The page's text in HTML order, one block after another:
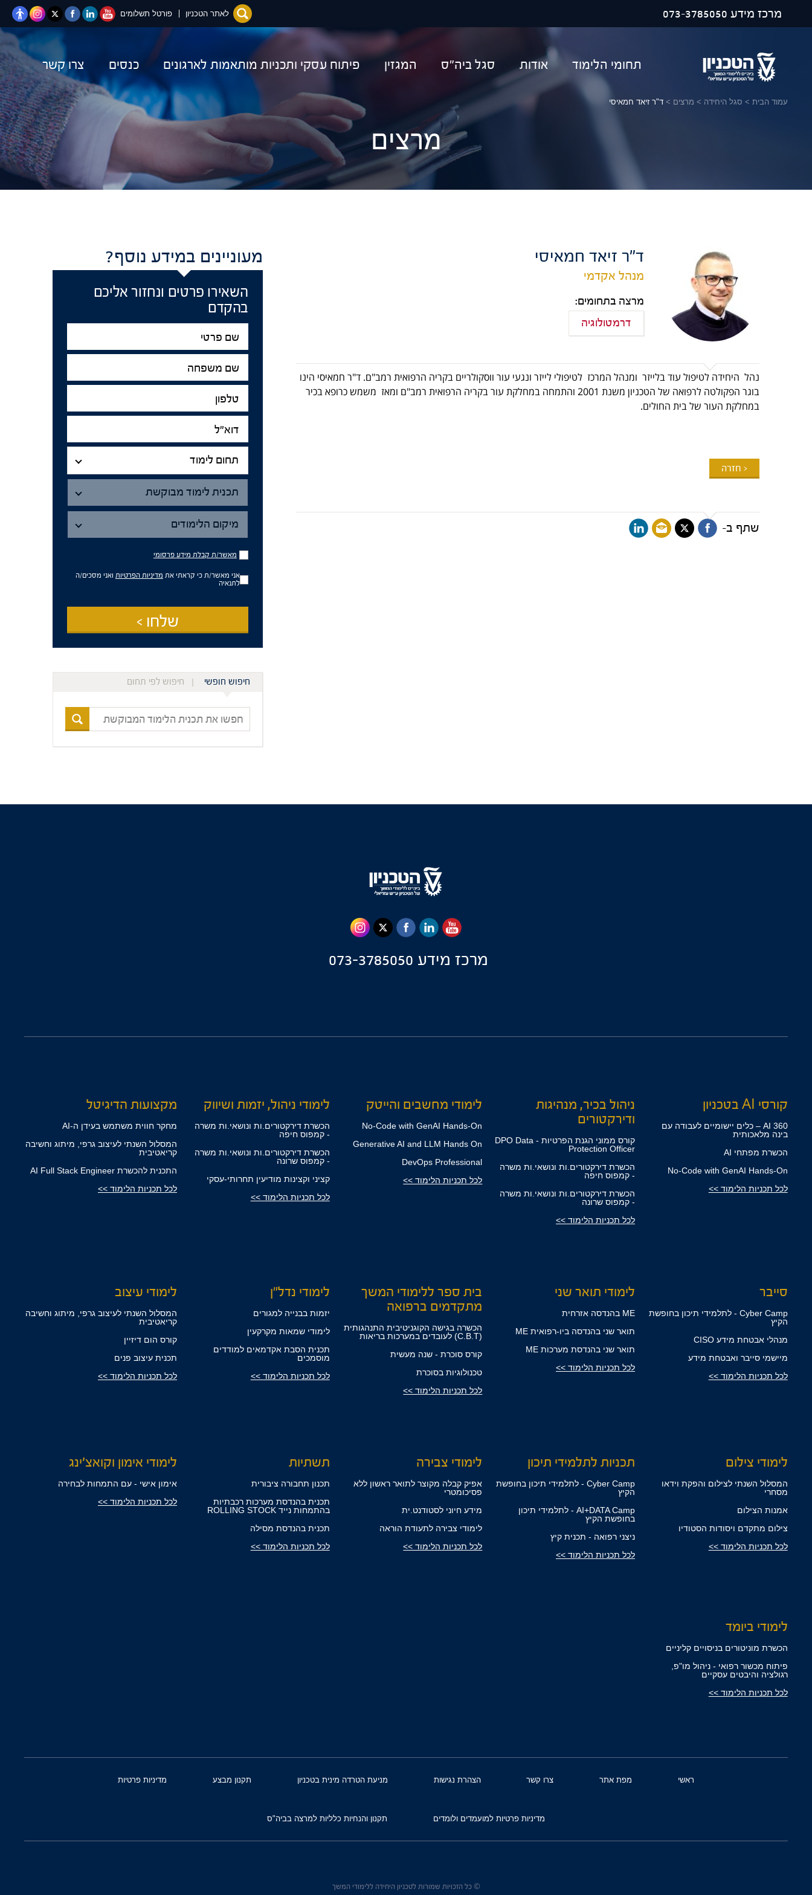
תחומי הלימוד אודות סגל ביה"ס המגזין פיתוח עסקי ותכניות מותאמות לארגונים כנסים צרו קשר
לאתר הטכניון פורטל תשלומים יוטיוב לינקדאיןפייסבוקטוויטרInstagram מרכז מידע
עמוד הבית > סגל היחידה > מרצים > ד"ר זיאד חמאיסי
מרצים
ד"ר זיאד חמאיסי
מנהל אקדמי
מרצה בתחומים:
דרמטולוגיה
נהל היחידה לטיפול עוד בלייזר ומנהל המרכז לטיפולי לייזר ונגעי עור ווסקולריים בקריה הרפואית רמב"ם. ד"ר חמאיסי הינו
בוגר הפקולטה לרפואה של הטכניון משנת 2001 והתמחה במחלקת עור בקריה הרפואית רמב"ם ומאז משמש כרופא בכיר
במחלקת העור של בית החולים.
< חזרה
שתף ב-
מעוניינים במידע נוסף?
השאירו פרטים ונחזור אליכם
בהקדם
שם
פרטי
שם
משפחה
טלפון
דוא"ל
תחום
לימוד
תחום לימוד
תכנית
תכנית לימוד מבוקשת
מיקום
הלימודים
מיקום הלימודים
מאשר/ת
קבלת
פרסומי
מאשר/ת קבלת מידע פרסומי
אני מאשר/ת כי קראתי את מדיניות הפרטיות ואני מסכים/ה
לתנאיה
שלחו >
חיפוש חופשי חיפוש לפי תחום
חפשו
את
תכנית
הלימוד
מרכז מידע
קורסי AI בטכניון
360 AI – כלים יישומיים לעבודה עם
בינה מלאכותית
הכשרת מפתחי AI
No-Code with GenAI Hands-On
לכל תכניות הלימוד >>
ניהול בכיר, מנהיגות
ודירקטורים
קורס ממוני הגנת הפרטיות - DPO Data
Protection Officer
הכשרת דירקטורים.ות ונושאי.ות משרה
- קמפוס חיפה
הכשרת דירקטורים.ות ונושאי.ות משרה
- קמפוס שרונה
לכל תכניות הלימוד >>
לימודי מחשבים והייטק
No-Code with GenAI Hands-On
Generative AI and LLM Hands On
DevOps Professional
לכל תכניות הלימוד >>
לימודי ניהול, יזמות ושיווק
הכשרת דירקטורים.ות ונושאי.ות משרה
- קמפוס חיפה
הכשרת דירקטורים.ות ונושאי.ות משרה
- קמפוס שרונה
קציני וקצינות מודיעין תחרותי-עסקי
לכל תכניות הלימוד >>
מקצועות הדיגיטל
מחקר חווית משתמש בעידן ה-AI
המסלול השנתי לעיצוב גרפי, מיתוג וחשיבה
קריאטיבית
התכנית להכשרת AI Full Stack Engineer
לכל תכניות הלימוד >>
סייבר
Cyber Camp - לתלמידי תיכון בחופשת
הקיץ
מנהלי אבטחת מידע CISO
מיישמי סייבר ואבטחת מידע
לכל תכניות הלימוד >>
לימודי תואר שני
ME בהנדסה אזרחית
תואר שני בהנדסה ביו-רפואית ME
תואר שני בהנדסת מערכות ME
לכל תכניות הלימוד >>
בית ספר ללימודי המשך
מתקדמים ברפואה
הכשרה בגישה הקוגניטיבית התנהגותית
(C.B.T) לעובדים במערכות בריאות
קורס סוכרת - שנה מעשית
טכנולוגיות בסוכרת
לכל תכניות הלימוד >>
לימודי נדל"ן
יזמות בבנייה למגורים
לימודי שמאות מקרקעין
תכנית הסבת אקדמאים למודדים
מוסמכים
לכל תכניות הלימוד >>
לימודי עיצוב
המסלול השנתי לעיצוב גרפי, מיתוג וחשיבה
קריאטיבית
קורס הום דיזיין
תכנית עיצוב פנים
לכל תכניות הלימוד >>
לימודי צילום
המסלול השנתי לצילום והפקת וידאו
מסחרי
אמנות הצילום
צילום מתקדם ויסודות הסטודיו
לכל תכניות הלימוד >>
תכניות לתלמידי תיכון
Cyber Camp - לתלמידי תיכון בחופשת
הקיץ
AI+DATA Camp - לתלמידי תיכון
בחופשת הקיץ
ניצני רפואה - תכנית קיץ
לכל תכניות הלימוד >>
לימודי צבירה
אפיק קבלה מקוצר לתואר ראשון ללא
פסיכומטרי
מידע חיוני לסטודנט.ית
לימודי צבירה לתעודת הוראה
לכל תכניות הלימוד >>
תשתיות
תכנון תחבורה ציבורית
תכנית בהנדסת מערכות רכבתיות
בהתמחות נייד ROLLING STOCK
תכנית בהנדסת מסילה
לכל תכניות הלימוד >>
לימודי אימון וקואצ'ינג
אימון אישי - עם התמחות לבחירה
לכל תכניות הלימוד >>
לימודי ביומד
הכשרת מוניטורים בניסויים קליניים
פיתוח מכשור רפואי - ניהול מו"פ,
רגולציה והיבטים עסקיים
לכל תכניות הלימוד >>
ראשי מפת אתר צרו קשר הצהרת נגישות מניעת הטרדה מינית בטכניון תקנון מבצע מדיניות פרטיות
מדיניות פרטיות למועמדים ולומדים תקנון והנחיות כלליות למרצה בביה"ס
© כל הזכויות שמורות לטכניון היחידה ללימודי המשך